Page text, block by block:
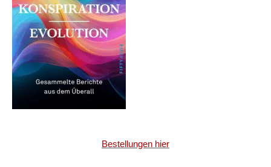
Bestellungen hier